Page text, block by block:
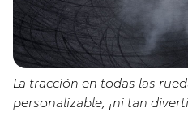
La tracción en todas las
personalizable, ¡ni tan